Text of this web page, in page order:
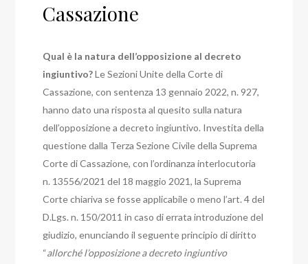
Cassazione
Qual è la natura dell’opposizione al decreto
ingiuntivo?Le Sezioni Unite della Corte di
Cassazione, con sentenza 13 gennaio 2022, n. 927,
hanno dato una risposta al quesito sulla natura
dell’opposizione a decreto ingiuntivo. Investita della
questione dalla Terza Sezione Civile della Suprema
Corte di Cassazione,con l’ordinanza interlocutoria
n. 13556/2021 del 18 maggio 2021, la Suprema
Corte chiariva se fosse applicabile o meno l’art. 4 del
D.Lgs. n. 150/2011 in caso di errata introduzione del
giudizio, enunciando il seguente principio di diritto
“allorché l’opposizione a decreto ingiuntivo